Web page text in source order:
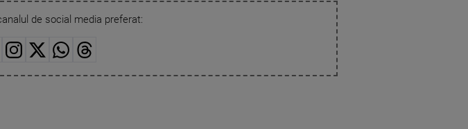
de social media preferat: